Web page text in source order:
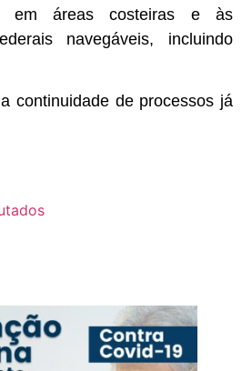
em áreas costeiras e às
navegáveis, incluindo
continuidade de processos já